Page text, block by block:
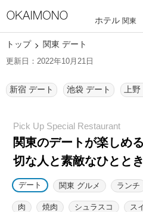
ホテル 関東
トップ 関東 デート
更新日：2022年10月21日
新宿 デート 池袋 デート 上
関東のデートが楽しめ
切な人と素敵なひととき
デート 関東 グルメ ランチ
肉 焼肉 シュラスコ ス